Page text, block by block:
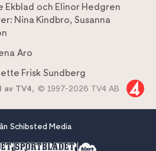
Ekblad och Elinor Hedgren
Nina Kindbro, Susanna
Aro
Frisk Sundberg
av TV4, © 1997-2026 TV4 AB
Schibsted Media